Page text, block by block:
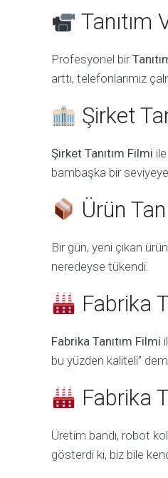
Tanıtım
Profesyonel bir
arttı, telefonlarımız
Şirket
Şirket Tanıtım Filmi
bambaşka bir seviyeye
Ürün
Bir gün, yeni çıkan
neredeyse tükendi.
Fabrika
Fabrika Tanıtım Filmi
bu yüzden kaliteli”
Fabrika
Üretim bandı, robot
gösterdi ki, biz bile